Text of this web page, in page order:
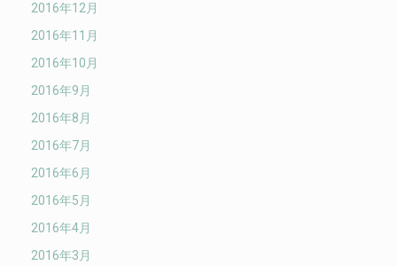
2016年12月
2016年11月
2016年10月
2016年9月
2016年8月
2016年7月
2016年6月
2016年5月
2016年4月
2016年3月